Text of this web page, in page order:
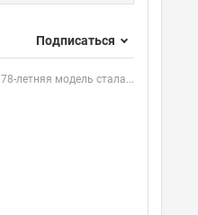
Подписаться
78-летняя модель стала...